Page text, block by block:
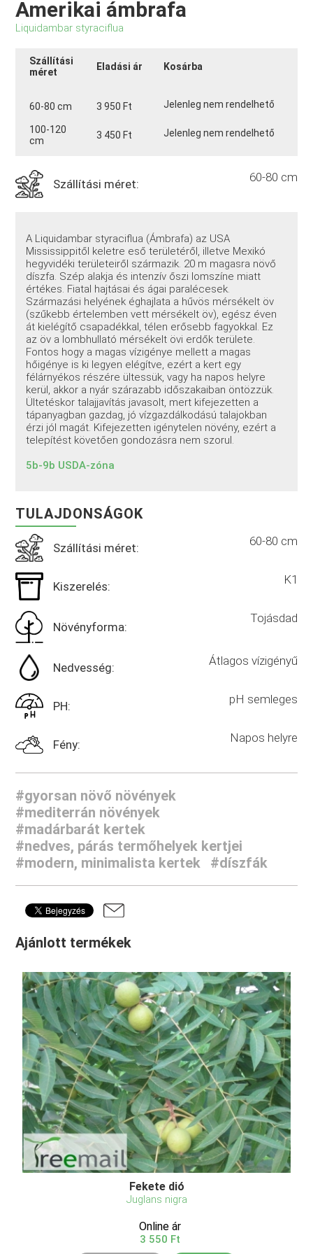
Amerikai ámbrafa
Liquidambar styraciflua
Szállítási
méret
Eladási ár Kosárba
60-80 cm 3 950 Ft Jelenleg nem rendelhető
100-120
cm
3 450 Ft Jelenleg nem rendelhető
Szállítási méret: 60-80 cm
A Liquidambar styraciflua (Ámbrafa) az USA
Mississippitől keletre eső területéről, illetve Mexikó
hegyvidéki területeiről származik. 20 m magasra növő
díszfa. Szép alakja és intenzív őszi lomszíne miatt
értékes. Fiatal hajtásai és ágai paralécesek.
Származási helyének éghajlata a hűvös mérsékelt öv
(szűkebb értelemben vett mérsékelt öv), egész éven
át kielégítő csapadékkal, télen erősebb fagyokkal. Ez
az öv a lombhullató mérsékelt övi erdők területe.
Fontos hogy a magas vízigénye mellett a magas
hőigénye is ki legyen elégítve, ezért a kert egy
félárnyékos részére ültessük, vagy ha napos helyre
kerül, akkor a nyár szárazabb időszakaiban öntözzük.
Ültetéskor talajjavítás javasolt, mert kifejezetten a
tápanyagban gazdag, jó vízgazdálkodású talajokban
érzi jól magát. Kifejezetten igénytelen növény, ezért a
telepítést követően gondozásra nem szorul.
5b-9b USDA-zóna
TULAJDONSÁGOK
Szállítási méret: 60-80 cm
Kiszerelés: K1
Növényforma:
Tojásdad
Nedvesség: Átlagos vízigényű
PH: pH semleges
Fény: Napos helyre
#gyorsan növő növények
#mediterrán növények
#madárbarát kertek
#nedves, párás termőhelyek kertjei
#modern, minimalista kertek
#díszfák
Ajánlott termékek
Fekete dió
Juglans nigra
Online ár
3 550 Ft